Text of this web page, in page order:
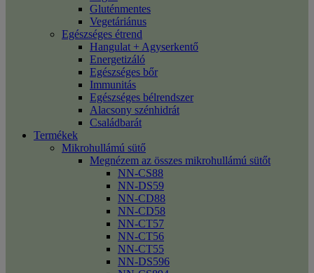
Gluténmentes
Vegetáriánus
Egészséges étrend
Hangulat + Agyserkentő
Energetizáló
Egészséges bőr
Immunitás
Egészséges bélrendszer
Alacsony szénhidrát
Családbarát
Termékek
Mikrohullámú sütő
Megnézem az összes mikrohullámú sütőt
NN-CS88
NN-DS59
NN-CD88
NN-CD58
NN-CT57
NN-CT56
NN-CT55
NN-DS596